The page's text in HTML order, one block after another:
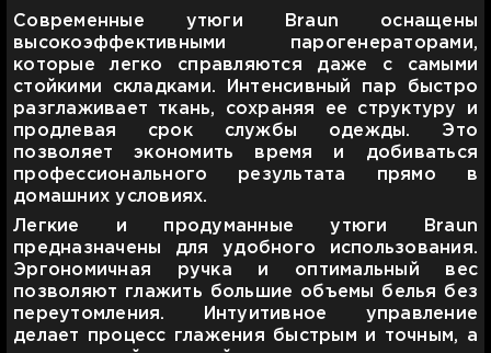
Современные утюги Braun оснащены
высокоэффективными парогенераторами,
которые легко справляются даже с самыми
стойкими складками. Интенсивный пар быстро
разглаживает ткань, сохраняя ее структуру и
продлевая срок службы одежды. Это
позволяет экономить время и добиваться
профессионального результата прямо в
домашних условиях.
Легкие и продуманные утюги Braun
предназначены для удобного использования.
Эргономичная ручка и оптимальный вес
позволяют глажить большие объемы белья без
переутомления. Интуитивное управление
делает процесс глажения быстрым и точным, а